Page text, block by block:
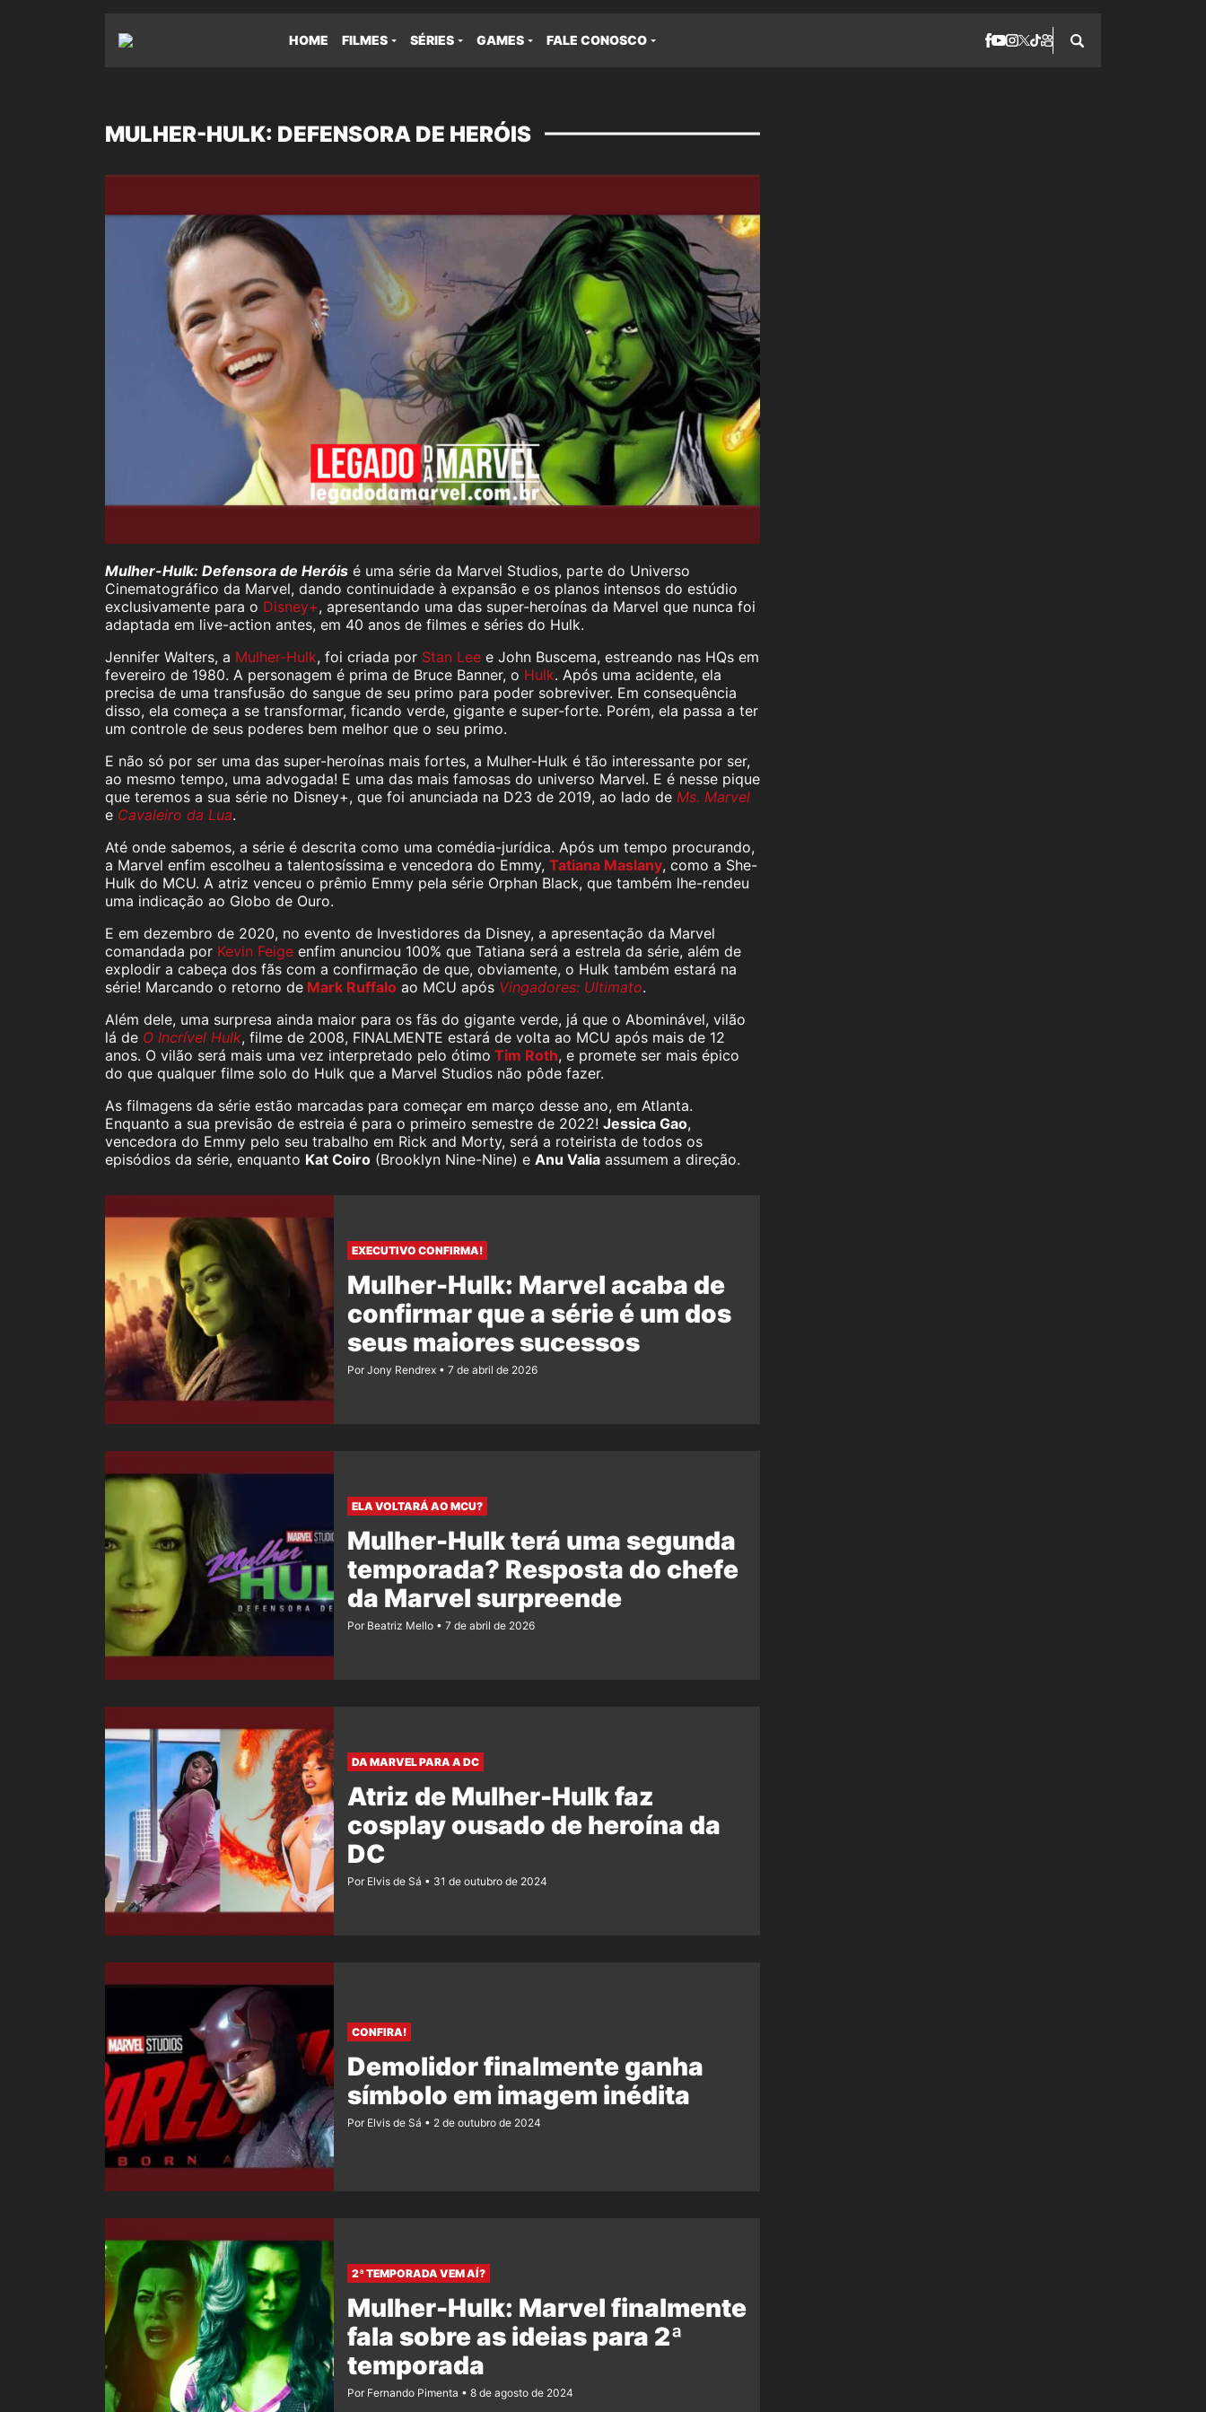
HOME FILMES SÉRIES GAMES FALE CONOSCO
MULHER-HULK: DEFENSORA DE HERÓIS
Mulher-Hulk: Defensora de Heróis é uma série da Marvel Studios, parte do Universo
Cinematográfico da Marvel, dando continuidade à expansão e os planos intensos do estúdio
exclusivamente para o Disney+, apresentando uma das super-heroínas da Marvel que nunca foi
adaptada em live-action antes, em 40 anos de filmes e séries do Hulk.
Jennifer Walters, a Mulher-Hulk, foi criada por Stan Lee e John Buscema, estreando nas HQs em
fevereiro de 1980. A personagem é prima de Bruce Banner, o Hulk. Após uma acidente, ela
precisa de uma transfusão do sangue de seu primo para poder sobreviver. Em consequência
disso, ela começa a se transformar, ficando verde, gigante e super-forte. Porém, ela passa a ter
um controle de seus poderes bem melhor que o seu primo.
E não só por ser uma das super-heroínas mais fortes, a Mulher-Hulk é tão interessante por ser,
ao mesmo tempo, uma advogada! E uma das mais famosas do universo Marvel. E é nesse pique
que teremos a sua série no Disney+, que foi anunciada na D23 de 2019, ao lado de Ms. Marvel
e Cavaleiro da Lua.
Até onde sabemos, a série é descrita como uma comédia-jurídica. Após um tempo procurando,
a Marvel enfim escolheu a talentosíssima e vencedora do Emmy, Tatiana Maslany, como a She-
Hulk do MCU. A atriz venceu o prêmio Emmy pela série Orphan Black, que também lhe-rendeu
uma indicação ao Globo de Ouro.
E em dezembro de 2020, no evento de Investidores da Disney, a apresentação da Marvel
comandada por Kevin Feige enfim anunciou 100% que Tatiana será a estrela da série, além de
explodir a cabeça dos fãs com a confirmação de que, obviamente, o Hulk também estará na
série! Marcando o retorno de Mark Ruffalo ao MCU após Vingadores: Ultimato.
Além dele, uma surpresa ainda maior para os fãs do gigante verde, já que o Abominável, vilão
lá de O Incrível Hulk, filme de 2008, FINALMENTE estará de volta ao MCU após mais de 12
anos. O vilão será mais uma vez interpretado pelo ótimo Tim Roth, e promete ser mais épico
do que qualquer filme solo do Hulk que a Marvel Studios não pôde fazer.
As filmagens da série estão marcadas para começar em março desse ano, em Atlanta.
Enquanto a sua previsão de estreia é para o primeiro semestre de 2022! Jessica Gao,
vencedora do Emmy pelo seu trabalho em Rick and Morty, será a roteirista de todos os
episódios da série, enquanto Kat Coiro (Brooklyn Nine-Nine) e Anu Valia assumem a direção.
EXECUTIVO CONFIRMA!
Mulher-Hulk: Marvel acaba de
confirmar que a série é um dos
seus maiores sucessos
Por Jony Rendrex 7 de abril de 2026
ELA VOLTARÁ AO MCU?
Mulher-Hulk terá uma segunda
temporada? Resposta do chefe
da Marvel surpreende
Por Beatriz Mello 7 de abril de 2026
DA MARVEL PARA A DC
Atriz de Mulher-Hulk faz
cosplay ousado de heroína da
DC
Por Elvis de Sá 31 de outubro de 2024
CONFIRA!
Demolidor finalmente ganha
símbolo em imagem inédita
Por Elvis de Sá 2 de outubro de 2024
2ª TEMPORADA VEM AÍ?
Mulher-Hulk: Marvel finalmente
fala sobre as ideias para 2ª
temporada
Por Fernando Pimenta 8 de agosto de 2024